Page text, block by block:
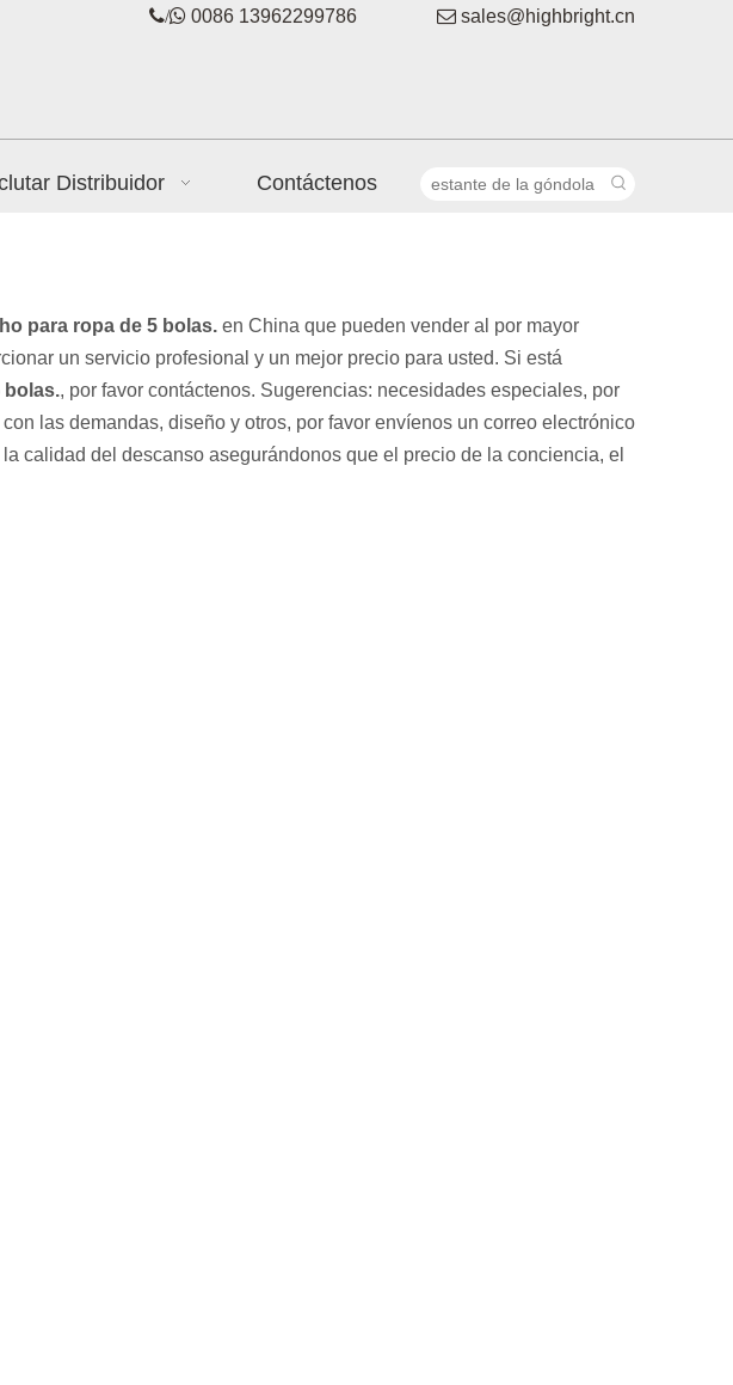
/ 0086 13962299786  sales@highbright.cn
Distribuidor Contáctenos
para ropa de 5 bolas. en China que pueden vender al por mayor
un servicio profesional y un mejor precio para usted. Si está
bolas., por favor contáctenos. Sugerencias: necesidades especiales, por
las demandas, diseño y otros, por favor envíenos un correo electrónico
calidad del descanso asegurándonos que el precio de la conciencia, el